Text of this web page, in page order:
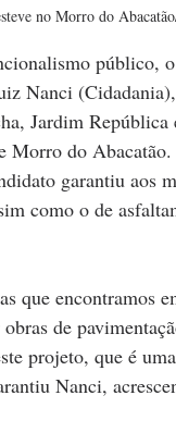
no Morro do
público,
Nanci
Jardim
Morro do
garantiu aos
como o de
que encontramos
de
projeto, que é
Nanci,